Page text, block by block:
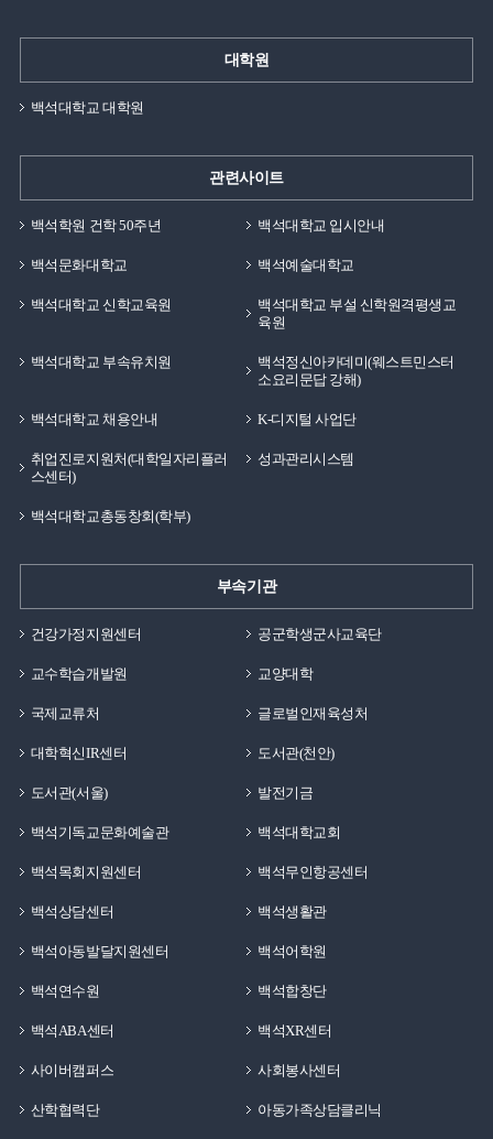
대학원
백석대학교 대학원
관련사이트
백석학원 건학 50주년 백석대학교 입시안내
백석문화대학교 백석예술대학교
백석대학교 신학교육원
백석대학교 부설 신학원격평생교
육원
백석대학교 부속유치원
백석정신아카데미(웨스트민스터
소요리문답 강해)
백석대학교 채용안내 K-디지털 사업단
취업진로지원처(대학일자리플러
스센터)
성과관리시스템
백석대학교총동창회(학부)
부속기관
건강가정지원센터 공군학생군사교육단
교수학습개발원 교양대학
국제교류처 글로벌인재육성처
대학혁신IR센터 도서관(천안)
도서관(서울) 발전기금
백석기독교문화예술관 백석대학교회
백석목회지원센터 백석무인항공센터
백석상담센터 백석생활관
백석아동발달지원센터 백석어학원
백석연수원 백석합창단
백석ABA센터 백석XR센터
사이버캠퍼스 사회봉사센터
산학협력단 아동가족상담클리닉